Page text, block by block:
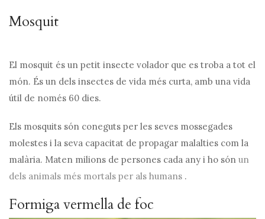
Mosquit
El mosquit és un petit insecte volador que es troba a tot el
món. És un dels insectes de vida més curta, amb una vida
útil de només 60 dies.
Els mosquits són coneguts per les seves mossegades
molestes i la seva capacitat de propagar malalties com la
malària. Maten milions de persones cada any i ho són un
dels animals més mortals per als humans .
Formiga vermella de foc